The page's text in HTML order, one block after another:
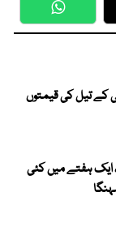
کے تیل کی قیمتوں
ایک ہفتے میں کئی